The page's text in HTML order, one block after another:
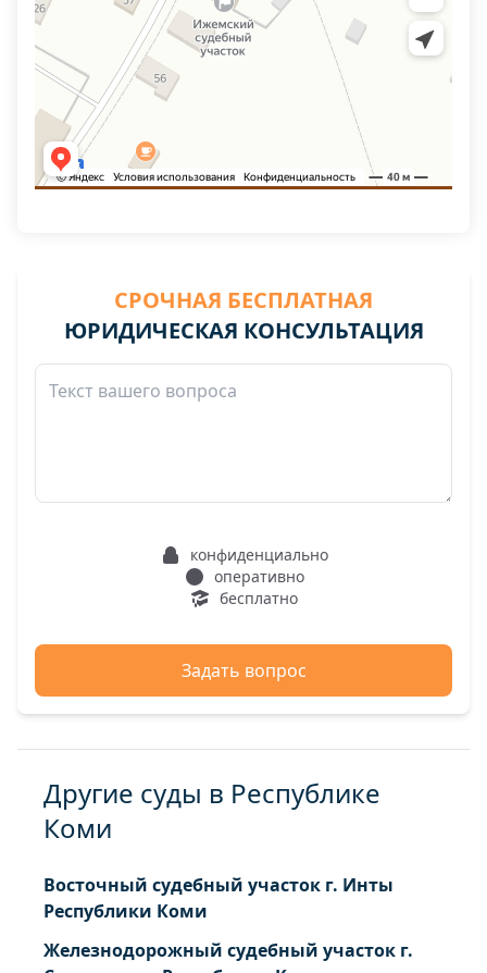
СРОЧНАЯ БЕСПЛАТНАЯ
ЮРИДИЧЕСКАЯ КОНСУЛЬТАЦИЯ
конфиденциально
оперативно
бесплатно
Задать вопрос
Другие суды в Республике
Коми
Восточный судебный участок г. Инты
Республики Коми
Железнодорожный судебный участок г.